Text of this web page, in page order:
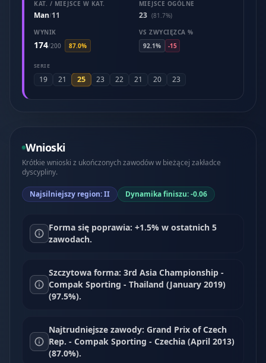
KAT. / MIEJSCE W KAT.
Man/11
MIEJSCE OGÓLNE
23 (81.7%)
WYNIK
174/200 87.0%
VS ZWYCIĘZCA %
92.1%
-15
SERIE
19 21 25 23 22 21 20 23
Wnioski
Krótkie wnioski z ukończonych zawodów w bieżącej zakładce
dyscypliny.
Najsilniejszy region: II Dynamika finiszu: -0.06
Forma się poprawia: +1.5% w ostatnich 5
zawodach.
Szczytowa forma: 3rd Asia Championship -
Compak Sporting - Thailand (January 2019)
(97.5%).
Najtrudniejsze zawody: Grand Prix of Czech
Rep. - Compak Sporting - Czechia (April 2013)
(87.0%).